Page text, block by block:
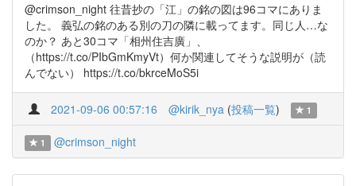
@crimson_night 往昔抄の「江」の銘の図は96コマにありま
した。 義弘の銘のある別の刀の隣に載ってます。同じ人…な
のか？ あと30コマ「相州住吉廣」、
（https://t.co/PIbGmKmyVt）何か関連してそうな説明が（読
んでない） https://t.co/bkrceMoS5i
2021-09-06 00:57:16 @kirik_nya (投稿一覧) 1
1 @crimson_night